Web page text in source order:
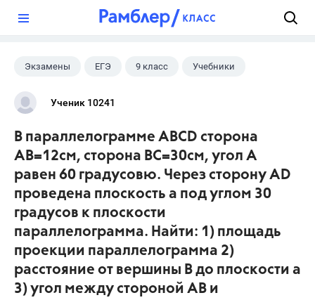
Экзамены ЕГЭ 9 класс Учебники
Ученик 10241
В параллелограмме ABCD сторона
AB=12см, сторона BC=30см, угол A
равен 60 градусовю. Через сторону AD
проведена плоскость а под углом 30
градусов к плоскости
параллелограмма. Найти: 1) площадь
проекции параллелограмма 2)
расстояние от вершины B до плоскости а
3) угол между стороной AB и